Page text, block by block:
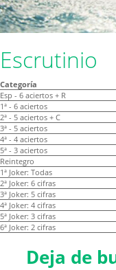
Escrutinio
Categoría
Esp - 6 aciertos + R
1ª - 6 aciertos
2ª - 5 aciertos + C
3ª - 5 aciertos
4ª - 4 aciertos
5ª - 3 aciertos
Reintegro
1ª Joker: Todas
2ª Joker: 6 cifras
3ª Joker: 5 cifras
4ª Joker: 4 cifras
5ª Joker: 3 cifras
6ª Joker: 2 cifras
Deja de